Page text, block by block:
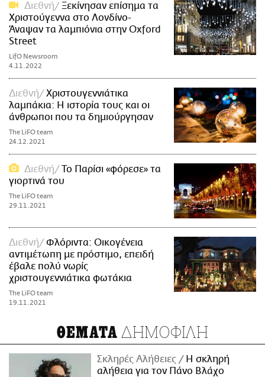
Διεθνή
Ξεκίνησαν επίσημα τα
Χριστούγεννα στο Λονδίνο-
Άναψαν τα λαμπιόνια στην Oxford
Street
LifO Newsroom
4.11.2022
Διεθνή
Χριστουγεννιάτικα
λαμπάκια: Η ιστορία τους και οι
άνθρωποι που τα δημιούργησαν
The LiFO team
24.12.2021
Διεθνή
Το Παρίσι «φόρεσε» τα
γιορτινά του
The LiFO team
29.11.2021
Διεθνή
Φλόριντα: Οικογένεια
αντιμέτωπη με πρόστιμο, επειδή
έβαλε πολύ νωρίς
χριστουγεννιάτικα φωτάκια
The LiFO team
19.11.2021
ΘΕΜΑΤΑ ΔΗΜΟΦΙΛΗ
Σκληρές Αλήθειες
H σκληρή
αλήθεια για τον Πάνο Βλάχο